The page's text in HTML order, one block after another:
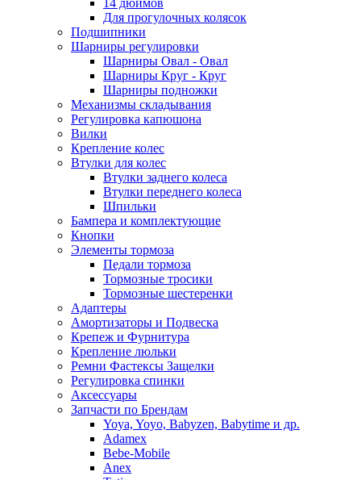
14 дюймов
Для прогулочных колясок
Подшипники
Шарниры регулировки
Шарниры Овал - Овал
Шарниры Круг - Круг
Шарниры подножки
Механизмы складывания
Регулировка капюшона
Вилки
Крепление колес
Втулки для колес
Втулки заднего колеса
Втулки переднего колеса
Шпильки
Бампера и комплектующие
Кнопки
Элементы тормоза
Педали тормоза
Тормозные тросики
Тормозные шестеренки
Адаптеры
Амортизаторы и Подвеска
Крепеж и Фурнитура
Крепление люльки
Ремни Фастексы Защелки
Регулировка спинки
Аксессуары
Запчасти по Брендам
Yoya, Yoyo, Babyzen, Babytime и др.
Adamex
Bebe-Mobile
Anex